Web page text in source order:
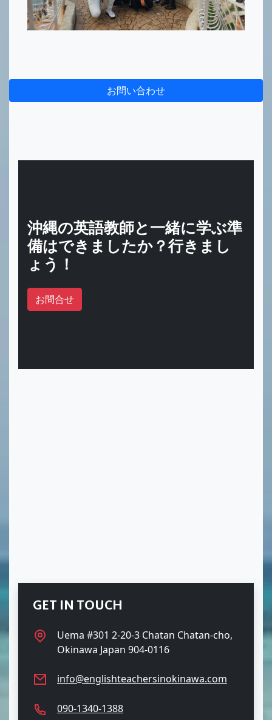
お問い合わせ
沖縄の英語教師と一緒に学ぶ準
備はできましたか？行きまし
ょう！
お問合せ
GET IN TOUCH
Uema #301 2-20-3 Chatan Chatan-cho,
Okinawa Japan 904-0116
info@englishteachersinokinawa.com
090-1340-1388